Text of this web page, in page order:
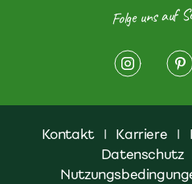
Folge uns auf
Kontakt | Karriere |
Datenschutz